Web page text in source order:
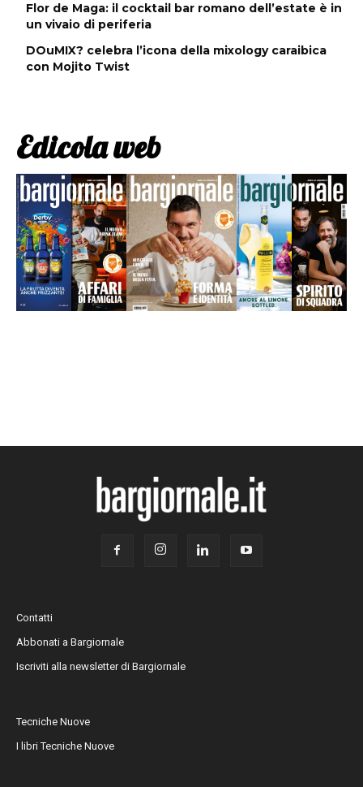
Flor de Maga: il cocktail bar romano dell’estate è in
un vivaio di periferia
DOuMIX? celebra l’icona della mixology caraibica
con Mojito Twist
Edicola web
Contatti
Abbonati a Bargiornale
Iscriviti alla newsletter di Bargiornale
Tecniche Nuove
I libri Tecniche Nuove